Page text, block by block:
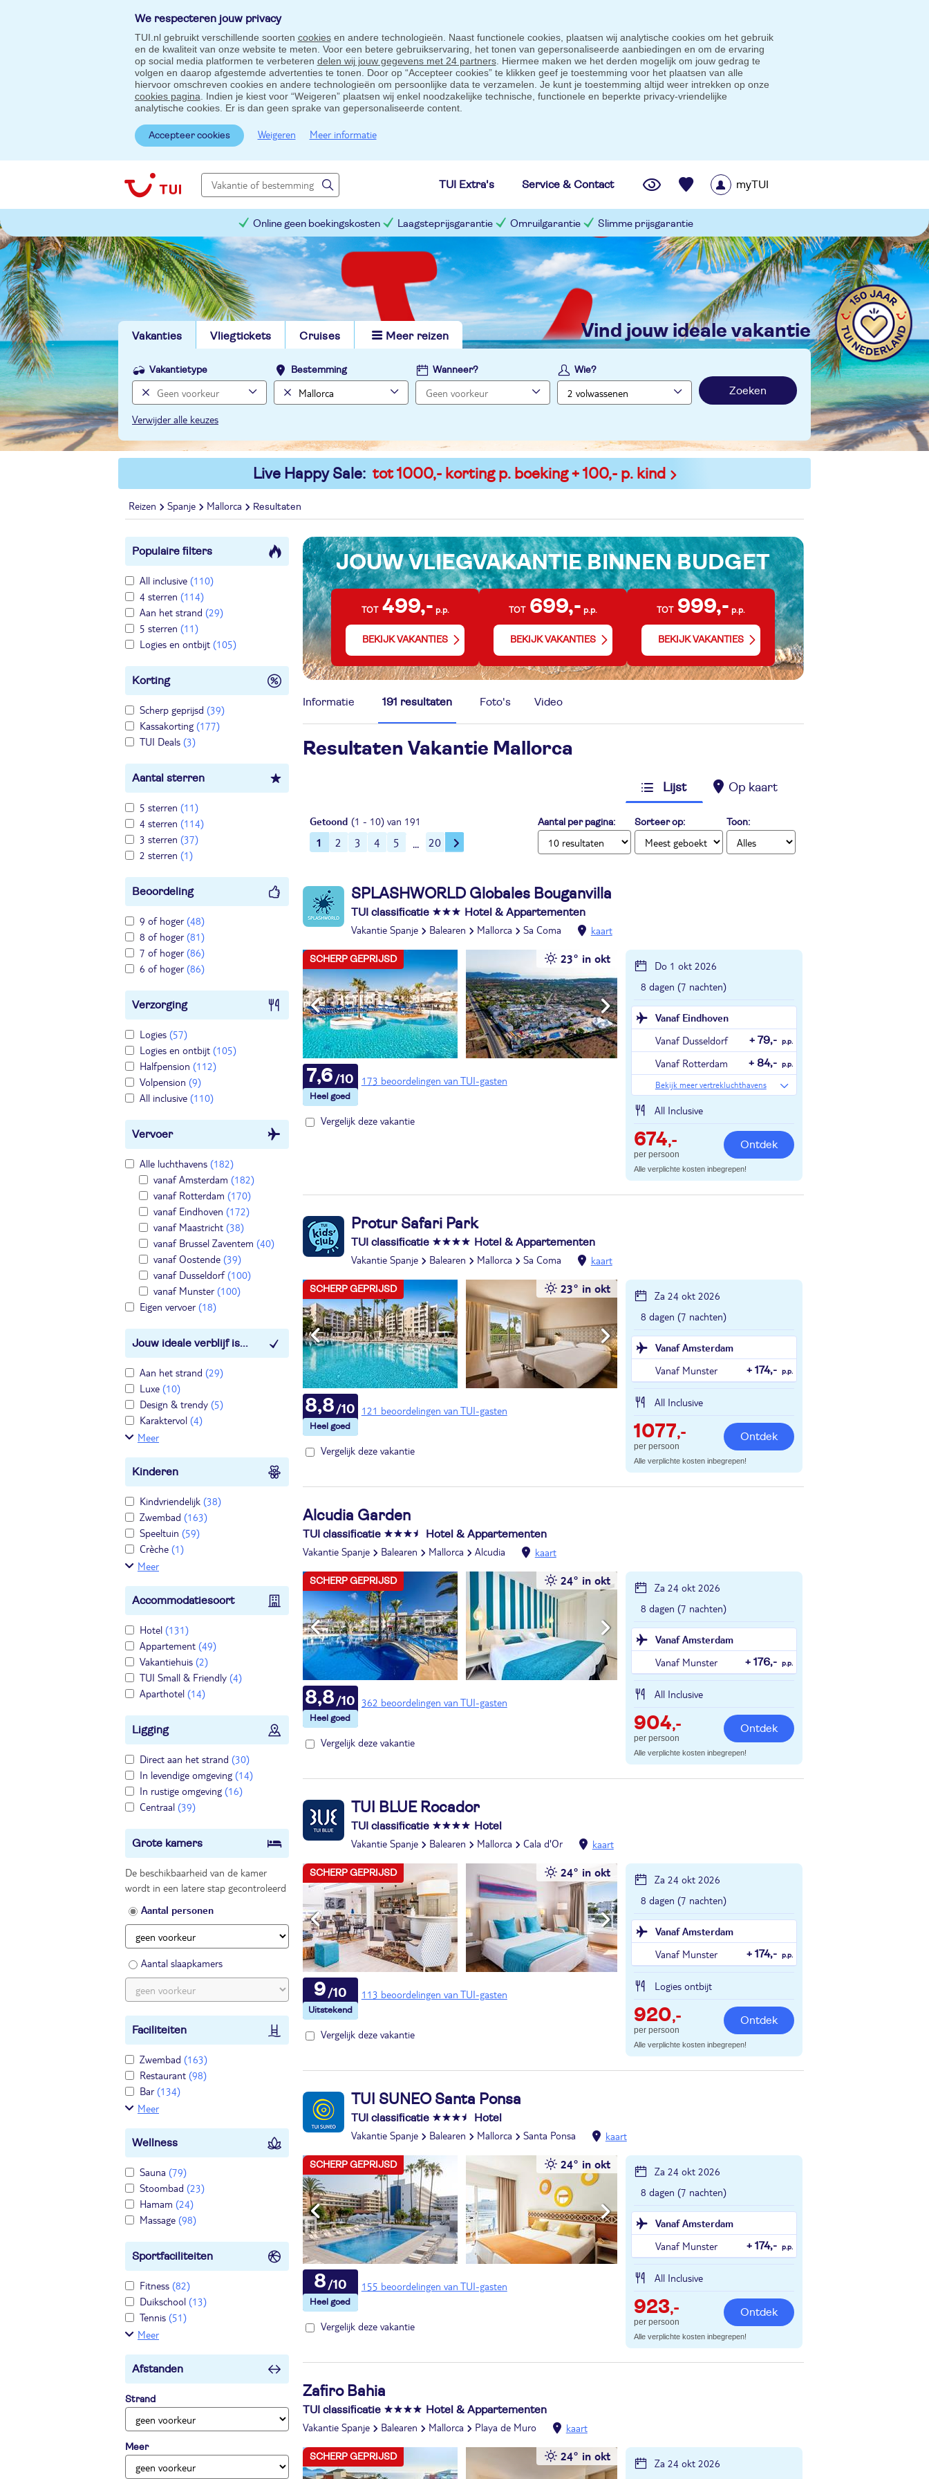
We respecteren jouw privacy
TUI.nl gebruikt verschillende soorten cookiesen andere technologieën. Naast functionele cookies, plaatsen wij analytische cookies om het gebruik
en de kwaliteit van onze website te meten. Voor een betere gebruikservaring, het tonen van gepersonaliseerde aanbiedingen en om de ervaring
op social media platformen te verbeteren delen wij jouw gegevens met 24 partners. Hiermee maken we het derden mogelijk om jouw gedrag te
volgen en daarop afgestemde advertenties te tonen. Door op “Accepteer cookies” te klikken geef je toestemming voor het plaatsen van alle
hiervoor omschreven cookies en andere technologieën om persoonlijke data te verzamelen. Je kunt je toestemming altijd weer intrekken op onze
cookies pagina . Indien je kiest voor “Weigeren” plaatsen wij enkel noodzakelijke technische, functionele en beperkte privacy-vriendelijke
analytische cookies. Er is dan geen sprake van gepersonaliseerde content.
Accepteer cookies Weigeren Meer informatie
TUI Extra's Service & Contact myTUI
Online geen boekingskosten Laagsteprijsgarantie Omruilgarantie Slimme prijsgarantie
Vakanties Vliegtickets Cruises Meer reizen vind jouw ideale vakantie
Vakantietype Bestemming Wanneer? Wie?
Zoeken
Verwijder alle keuzes
Live Happy Sale: tot 1000,- korting p. boeking + 100,- p. kind
Reizen Spanje Mallorca Resultaten
Populaire filters
All inclusive (110)
4 sterren (114)
Aan het strand (29)
5 sterren (11)
Logies en ontbijt (105)
Korting
Scherp geprijsd (39)
Kassakorting (177)
TUI Deals (3)
Aantal sterren
5 sterren (11)
4 sterren (114)
3 sterren (37)
2 sterren (1)
Beoordeling
9 of hoger(48)
8 of hoger(81)
7 of hoger(86)
6 of hoger(86)
Verzorging
Logies (57)
Logies en ontbijt (105)
Halfpension (112)
Volpension (9)
All inclusive (110)
Vervoer
Alle luchthavens (182)
vanaf Amsterdam (182)
vanaf Rotterdam (170)
vanaf Eindhoven (172)
vanaf Maastricht (38)
vanaf Brussel Zaventem (40)
vanaf Oostende (39)
vanaf Dusseldorf(100)
vanaf Munster(100)
Eigen vervoer(18)
Jouw ideale verblijf is...
Aan het strand (29)
Luxe (10)
Design & trendy (5)
Karaktervol (4)
Meer
Kinderen
Kindvriendelijk (38)
Zwembad (163)
Speeltuin (59)
Crèche (1)
Meer
Accommodatiesoort
Hotel (131)
Appartement (49)
Vakantiehuis (2)
TUI Small & Friendly (4)
Aparthotel (14)
Ligging
Direct aan het strand (30)
In levendige omgeving (14)
In rustige omgeving (16)
Centraal (39)
Grote kamers
De beschikbaarheid van de kamer
wordt in een latere stap gecontroleerd
Aantal personen
Aantal slaapkamers
Faciliteiten
Zwembad (163)
Restaurant (98)
Bar(134)
Meer
Wellness
Sauna (79)
Stoombad (23)
Hamam (24)
Massage (98)
Sportfaciliteiten
Fitness (82)
Duikschool (13)
Tennis (51)
Meer
Afstanden
Strand
Meer
JOUW VLIEGVAKANTIE BINNEN BUDGET
TOT 499,- p.p.
BEKIJK VAKANTIES
TOT 699,- p.p.
BEKIJK VAKANTIES
TOT 999,- p.p.
BEKIJK VAKANTIES
Informatie 191 resultaten Foto's Video
Resultaten Vakantie Mallorca
Lijst Op kaart
Getoond (1 - 10) van 191
1 2 3 4 5 20
Aantal per pagina: Sorteer op: Toon:
SPLASHWORLD Globales Bouganvilla
TUI classificatie Hotel & Appartementen
Vakantie Spanje Balearen Mallorca Sa Coma kaart
23° in okt
SCHERP GEPRIJSD
173 beoordelingen van TUI-gasten
7,6
Vergelijk deze vakantie
Do 1 okt 2026
8 dagen (7 nachten)
Vanaf Eindhoven
Vanaf Dusseldorf
+ 79,- p.p.
Vanaf Rotterdam + 84,- p.p.
Bekijk meer vertrekluchthavens
All Inclusive
674,-
per persoon
Ontdek
Alle verplichte kosten inbegrepen!
Protur Safari Park
TUI classificatie Hotel & Appartementen
Vakantie Spanje Balearen Mallorca Sa Coma kaart
23° in okt
SCHERP GEPRIJSD
121 beoordelingen van TUI-gasten
8,8
Vergelijk deze vakantie
Za 24 okt 2026
8 dagen (7 nachten)
Vanaf Amsterdam
Vanaf Munster
+ 174,- p.p.
All Inclusive
1077,-
per persoon
Ontdek
Alle verplichte kosten inbegrepen!
Alcudia Garden
TUI classificatie Hotel & Appartementen
Vakantie Spanje Balearen Mallorca Alcudia kaart
24° in okt
SCHERP GEPRIJSD
362 beoordelingen van TUI-gasten
8,8
Vergelijk deze vakantie
Za 24 okt 2026
8 dagen (7 nachten)
Vanaf Amsterdam
Vanaf Munster
+ 176,- p.p.
All Inclusive
904,-
per persoon
Ontdek
Alle verplichte kosten inbegrepen!
TUI BLUE Rocador
TUI classificatie Hotel
Vakantie Spanje Balearen Mallorca Cala d'Or kaart
24° in okt
SCHERP GEPRIJSD
113 beoordelingen van TUI-gasten
9
Vergelijk deze vakantie
Za 24 okt 2026
8 dagen (7 nachten)
Vanaf Amsterdam
Vanaf Munster
+ 174,- p.p.
Logies ontbijt
920,-
per persoon
Ontdek
Alle verplichte kosten inbegrepen!
TUI SUNEO Santa Ponsa
TUI classificatie Hotel
Vakantie Spanje Balearen Mallorca Santa Ponsa kaart
24° in okt
SCHERP GEPRIJSD
155 beoordelingen van TUI-gasten
8
Vergelijk deze vakantie
Za 24 okt 2026
8 dagen (7 nachten)
Vanaf Amsterdam
Vanaf Munster
+ 174,- p.p.
All Inclusive
923,-
per persoon
Ontdek
Alle verplichte kosten inbegrepen!
Zafiro Bahia
TUI classificatie Hotel & Appartementen
Vakantie Spanje Balearen Mallorca Playa de Muro kaart
24° in okt
SCHERP GEPRIJSD
Za 24 okt 2026